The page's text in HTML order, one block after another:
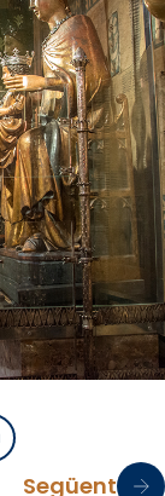
Següent